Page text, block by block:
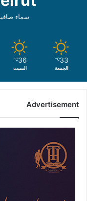
سماء
33
℃
الجمعة
36
℃
السبت
Advertisement